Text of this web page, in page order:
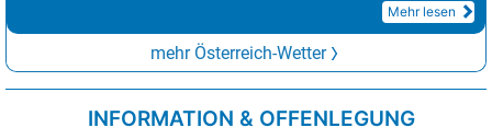
Mehr lesen
mehr Österreich-Wetter
INFORMATION & OFFENLEGUNG